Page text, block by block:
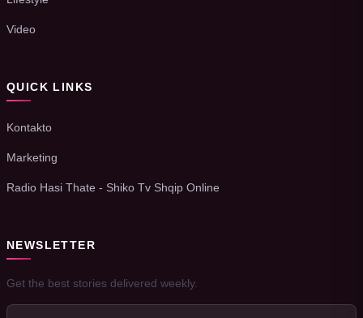
Video
QUICK LINKS
Kontakto
Marketing
Radio Hasi Thate - Shiko Tv Shqip Online
NEWSLETTER
Get the best stories delivered weekly.